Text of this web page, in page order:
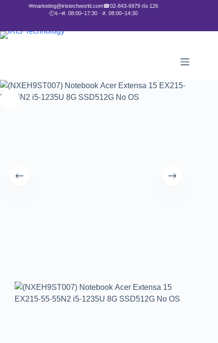
✉marketing@iristechworld.com☎02-843-6979 ต่อ 126
🕘จ.–ศ. 08:00–17:30 · ส. 08:00–14:30